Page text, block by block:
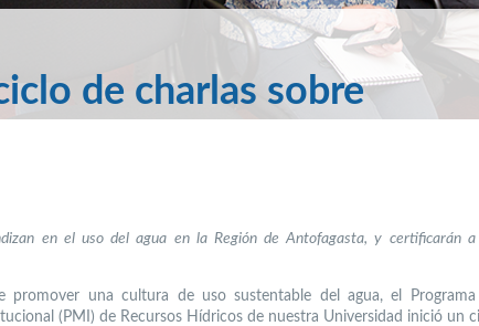
de charlas sobre
en el uso del agua en la Región de Antofagasta, y certificarán a
promover una cultura de uso sustentable del agua, el
(PMI) de Recursos Hídricos de nuestra Universidad inició un